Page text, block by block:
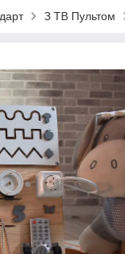
З ТВ Пультом